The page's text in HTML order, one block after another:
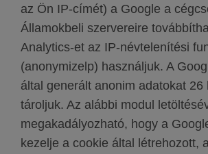
az Ön IP-címét) a Google a
Államokbeli szervereire
Analytics-et az IP-névtelenítési
(anonymizelp) használjuk. A
által generált anonim adatokat 26
tároljuk. Az alábbi modul
megakadályozható, hogy a
kezelje a cookie által létrehozott,